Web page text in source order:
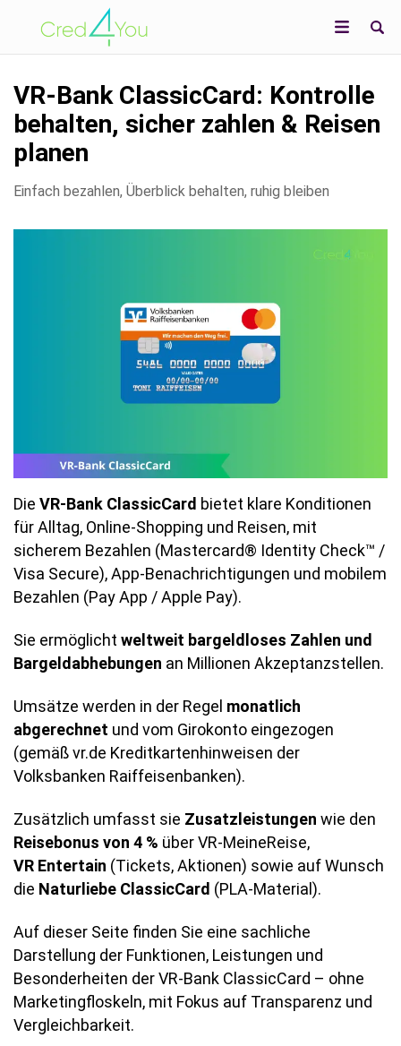
VR-Bank ClassicCard: Kontrolle
behalten, sicher zahlen & Reisen
planen
Einfach bezahlen, Überblick behalten, ruhig bleiben
Die VR-Bank ClassicCard bietet klare Konditionen
für Alltag, Online-Shopping und Reisen, mit
sicherem Bezahlen (Mastercard® Identity Check™ /
Visa Secure), App-Benachrichtigungen und mobilem
Bezahlen (Pay App / Apple Pay).
Sie ermöglicht weltweit bargeldloses Zahlen und
Bargeldabhebungen an Millionen Akzeptanzstellen.
Umsätze werden in der Regel monatlich
abgerechnet und vom Girokonto eingezogen
(gemäß vr.de Kreditkartenhinweisen der
Volksbanken Raiffeisenbanken).
Zusätzlich umfasst sie Zusatzleistungen wie den
Reisebonus von 4 % über VR-MeineReise,
VR Entertain (Tickets, Aktionen) sowie auf Wunsch
die Naturliebe ClassicCard (PLA-Material).
Auf dieser Seite finden Sie eine sachliche
Darstellung der Funktionen, Leistungen und
Besonderheiten der VR-Bank ClassicCard – ohne
Marketingfloskeln, mit Fokus auf Transparenz und
Vergleichbarkeit.